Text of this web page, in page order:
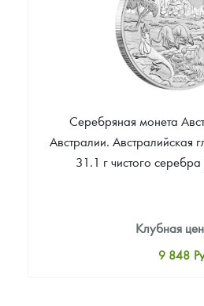
Серебряная монета
Австралии. Австралийская
31.1 г чистого
Клубная
9 848
10 366